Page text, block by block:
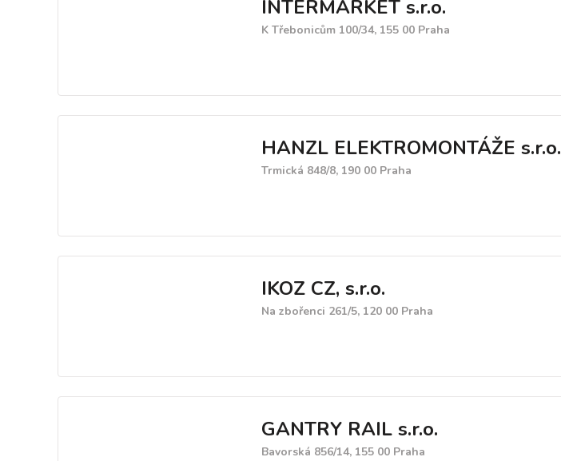
INTERMARKET s.r.o.
K Třebonicům 100/34, 155 00 Praha
HANZL ELEKTROMONTÁŽE s.r.o.
Trmická 848/8, 190 00 Praha
IKOZ CZ, s.r.o.
Na zbořenci 261/5, 120 00 Praha
GANTRY RAIL s.r.o.
Bavorská 856/14, 155 00 Praha